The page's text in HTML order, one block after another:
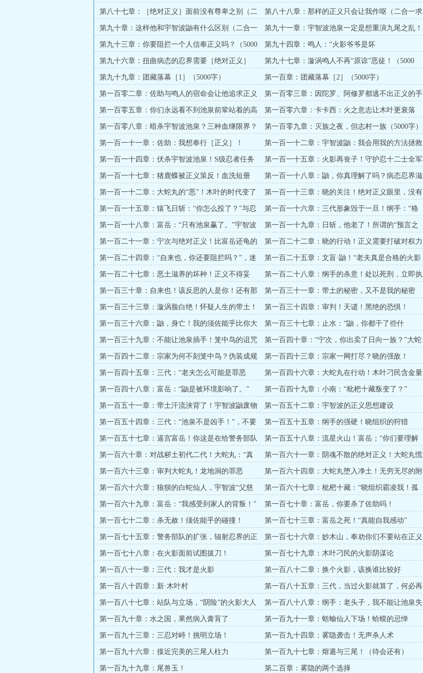
第八十七章：［绝对正义］面前没有尊卑之别（二
合一求订阅）
第八十八章：那样的正义只会让我作呕（二合一求
订阅）
第九十章：这样他和宇智波鼬有什么区别（二合一
求订阅）
第九十一章：宇智波池泉一定是想重演九尾之乱！
（5000字）
第九十三章：你要阻拦一个人信奉正义吗？（5000
字）
第九十四章：鸣人：“火影爷爷是坏
人？？？”（5000字）
第九十六章：扭曲病态的忍界需要［绝对正义］
（5000字）
第九十七章：漩涡鸣人不再“原谅”恶徒！（5000
字）
第九十九章：团藏落幕［1］（5000字） 第一百章：团藏落幕［2］（5000字）
第一百零二章：佐助与鸣人的宿命会让他追求正义
（5000字）
第一百零三章：因陀罗、阿修罗都逃不出正义的手
掌心（5000字）
第一百零五章：你们永远看不到池泉前辈站着的高
度！（5000字）
第一百零六章：卡卡西：火之意志让木叶更衰落
了？（5000字）
第一百零八章：暗杀宇智波池泉？三种血继限界？
（5000字）
第一百零九章：灭族之夜，但志村一族（5000字）
第一百一十一章：佐助：我想奉行［正义］！
（5000字）
第一百一十二章：宇智波鼬：我会用我的方法拯救
木叶（5000字）
第一百一十四章：伏杀宇智波池泉！S级忍者任务
（万字大章）
第一百一十五章：火影再丧子！守护忍十二士全军
覆没！（万字大章）
第一百一十七章：猪鹿蝶被正义策反！血洗短册
街！（万字大章）
第一百一十八章：鼬，你真理解了吗？病态忍界滋
生的作呕之恶（万字大章）
第一百一十二章：大蛇丸的“恶”！木叶的时代变了
（万字大章）
第一百一十三章：晓的关注！绝对正义眼里，没有
人上人！（万字大章）
第一百一十五章：猿飞日斩：“你怎么投了？”与忍
界为敌的正义！（万字）
第一百一十六章：三代形象毁于一旦！纲手：“格
局太低了自来也！”（万字）
第一百一十八章：富岳：“只有池泉赢了。”宇智波
的新派系！（万字大章）
第一百一十九章：日斩，他老了！所谓的“预言之
子”！（万字大章）
第一百二十一章：宁次与绝对正义！比富岳还龟的
日足（万字大章）
第一百二十二章：晓的行动！正义需要打破对权力
的滤镜（万字大章）
第一百二十四章：“自来也，你还要阻拦吗？”，迷
茫的富岳！
第一百二十五章：文盲·鼬！“老夫真是合格的火影
吗？”
第一百二十七章：恶土滋养的坏种！正义不得妥
协！（九千字）
第一百二十八章：纲手的杀意！处以死刑，立即执
行！
第一百三十章：自来也！该反思的人是你！还有那
只大蛤蟆！
第一百三十一章：带土的秘密，又不是我的秘密
第一百三十三章：漩涡脸白绝！怀疑人生的带土！
（八千字）
第一百三十四章：审判！天谴！黑绝的恐惧！
第一百三十六章：鼬，身亡！我的须佐能乎比你大
（八千多字）
第一百三十七章：止水：“鼬，你都干了些什
么？”止水的别天神！
第一百三十九章：不能让池泉插手！笼中鸟的诅咒
第一百四十章：“宁次，你出卖了日向一族？”大蛇
丸的野心！
第一百四十二章：宗家为何不刻笼中鸟？伪装成规
矩的罪恶！
第一百四十三章：宗家一网打尽？晓的强敌！
第一百四十五章：三代：“老夫怎么可能是罪恶
的？”
第一百四十六章：大蛇丸在行动！木叶刁民含金量
第一百四十八章：富岳：“鼬是被环境影响了。” 第一百四十九章：小南：“枇杷十藏叛变了？”
第一百五十一章：带土汗流浃背了！宇智波鼬废物
利用
第一百五十二章：宇智波的正义思想建设
第一百五十四章：三代：“池泉不是凶手！”，不要
低估人性的罪恶
第一百五十五章：纲手的强硬！晓组织的狩猎
第一百五十七章：逼宫富岳！你这是在给警务部队
蒙羞！（七千字）
第一百五十八章：流星火山！富岳；“你们要理解
我的苦衷！”（七千）
第一百六十章：对战秽土初代二代！大蛇丸：“真
是个怪物”（七千多字）
第一百六十一章：阴魂不散的绝对正义！大蛇丸慌
了
第一百六十三章：审判大蛇丸！龙地洞的罪恶
第一百六十四章：大蛇丸堕入净土！无穷无尽的附
骨之疽！
第一百六十六章：狼狈的白蛇仙人，宇智波“父慈
子孝”
第一百六十七章：枇杷十藏：“晓组织霸凌我！孤
立我啊！”
第一百六十九章：富岳：“我感受到家人的背叛！” 第一百七十章：富岳，你要杀了佐助吗！
第一百七十二章：杀无赦！须佐能乎的碰撞！ 第一百七十三章：富岳之死！“真能自我感动”
第一百七十五章：警务部队的扩张，辐射忍界的正
义
第一百七十六章：妙木山，奉劝你们不要站在正义
对立面
第一百七十八章：在火影面前试图拔刀！ 第一百七十九章：木叶刁民的火影阴谋论
第一百八十一章：三代：我才是火影 第一百八十二章：换个火影，该换谁比较好
第一百八十四章：新·木叶村
第一百八十五章：三代，当过火影就算了，何必再
争呢？
第一百八十七章：站队与立场，“阴险”的火影大人
第一百八十八章：纲手：老头子，我不能让池泉失
望
第一百九十章：水之国，果然病入膏肓了 第一百九十一章：蛞蝓仙人下场！蛤蟆的忌惮
第一百九十三章：三忍对峙！挑明立场！ 第一百九十四章：雾隐袭击！无声杀人术
第一百九十六章：接近完美的三尾人柱力 第一百九十七章：熔遁与三尾！（待会还有）
第一百九十九章：尾兽玉！ 第二百章：雾隐的两个选择